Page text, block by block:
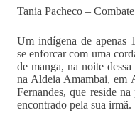
Tania Pacheco –
Um indígena de apenas
se enforcar com uma
de manga, na noite
na Aldeia Amambai, em
Fernandes, que reside
encontrado pela sua irmã.